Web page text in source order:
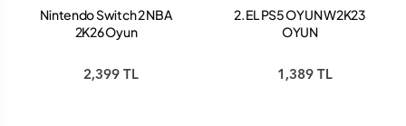
Nintendo Switch 2 NBA
2K26 Oyun
2,399 TL
2. EL PS5 OYUN W2K23
OYUN
1,389 TL